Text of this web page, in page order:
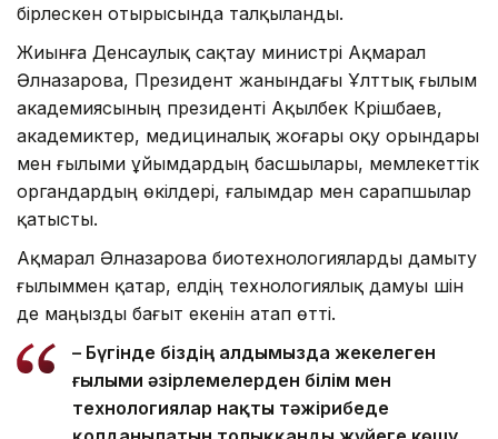
бірлескен отырысында талқыланды.
Жиынға Денсаулық сақтау министрі Ақмарал
Әлназарова, Президент жанындағы Ұлттық ғылым
академиясының президенті Ақылбек Күрішбаев,
академиктер, медициналық жоғары оқу орындары
мен ғылыми ұйымдардың басшылары, мемлекеттік
органдардың өкілдері, ғалымдар мен сарапшылар
қатысты.
Ақмарал Әлназарова биотехнологияларды дамыту
ғылыммен қатар, елдің технологиялық дамуы үшін
де маңызды бағыт екенін атап өтті.
– Бүгінде біздің алдымызда жекелеген
ғылыми әзірлемелерден білім мен
технологиялар нақты тәжірибеде